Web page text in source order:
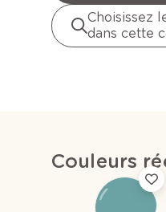
Choisissez
dans cette
Couleurs